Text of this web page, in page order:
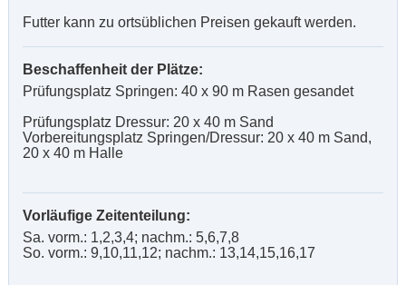
Futter kann zu ortsüblichen Preisen gekauft werden.
Beschaffenheit der Plätze:
Prüfungsplatz Springen: 40 x 90 m Rasen gesandet
Prüfungsplatz Dressur: 20 x 40 m Sand
Vorbereitungsplatz Springen/Dressur: 20 x 40 m Sand,
20 x 40 m Halle
Vorläufige Zeitenteilung:
Sa. vorm.: 1,2,3,4; nachm.: 5,6,7,8
So. vorm.: 9,10,11,12; nachm.: 13,14,15,16,17